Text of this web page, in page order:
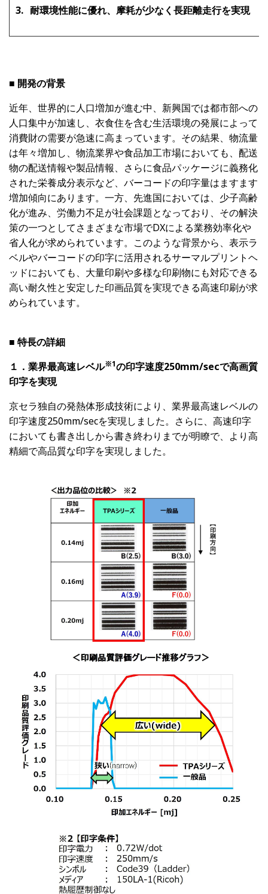
耐環境性能に優れ、摩耗が少なく長距離走行を実現
■ 開発の背景
近年、世界的に人口増加が進む中、新興国では都市部への
人口集中が加速し、衣食住を含む生活環境の発展によって
消費財の需要が急速に高まっています。その結果、物流量
は年々増加し、物流業界や食品加工市場においても、配送
物の配送情報や製品情報、さらに食品パッケージに義務化
された栄養成分表示など、バーコードの印字量はますます
増加傾向にあります。一方、先進国においては、少子高齢
化が進み、労働力不足が社会課題となっており、その解決
策の一つとしてさまざまな市場でDXによる業務効率化や
省人化が求められています。このような背景から、表示ラ
ベルやバーコードの印字に活用されるサーマルプリントヘ
ッドにおいても、大量印刷や多様な印刷物にも対応できる
高い耐久性と安定した印画品質を実現できる高速印刷が求
められています。
■ 特長の詳細
１．業界最高速レベル※1の印字速度250mm/secで高画質
印字を実現
京セラ独自の発熱体形成技術により、業界最高速レベルの
印字速度250mm/secを実現しました。さらに、高速印字
においても書き出しから書き終わりまでが明瞭で、より高
精細で高品質な印字を実現しました。